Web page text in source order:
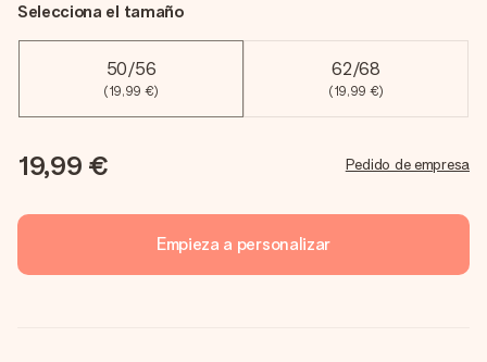
Selecciona el tamaño
50/56
(19,99 €)
62/68
(19,99 €)
19,99 € Pedido de empresa
Empieza a personalizar